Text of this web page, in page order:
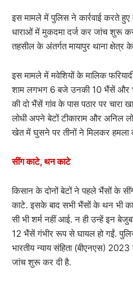
इस मामले में पुलिस ने कार्रवाई करते हुए
धाराओं में मुकदमा दर्ज कर जांच शुरू कर
तहसील के अंतर्गत मायापुर थाना क्षेत्र
इस मामले में मवेशियों के मालिक
शाम लगभग 6 बजे उनकी 10 भैंसें और
की दो भैंसें गांव के पास पठार पर चारा
लोधी अपने बेटों टीकाराम और अनिल
खेत में घुसने पर तीनों ने मिलकर हमला
सींग काटे, थन काटे
किसान के दोनों बेटों ने पहले भैंसों के
काटे. इसके बाद सभी भैंसों के थन भी
सी भी शर्म नहीं आई. न ही उन्हें इन
12 भैंसें गंभीर रूप से घायल हो गईं.
भारतीय न्याय संहिता (बीएनएस)
जांच शुरू कर दी है.